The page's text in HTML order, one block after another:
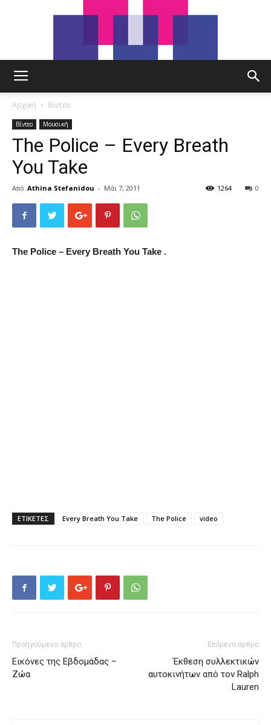
Αρχική Βίντεο
Βίντεο Μουσική
The Police – Every Breath
You Take
Από Athina Stefanidou - Μάι 7, 2011 0
1264
The Police – Every Breath You Take .
ΕΤΙΚΕΤΕΣ Every Breath You Take The Police video
Προηγούμενο άρθρο
Εικόνες της Εβδομάδας –
Ζώα
Επόμενο άρθρο
Έκθεση συλλεκτικών
αυτοκινήτων από τον Ralph
Lauren